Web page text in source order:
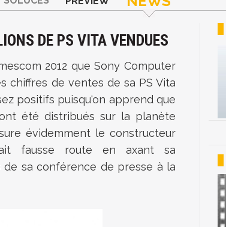
DE PS VITA VENDUES
2012 que Sony Computer
chiffres de ventes de sa PS Vita
positifs puisqu'on apprend que
été distribués sur la planète
évidemment le constructeur
fausse route en axant sa
sa conférence de presse à la